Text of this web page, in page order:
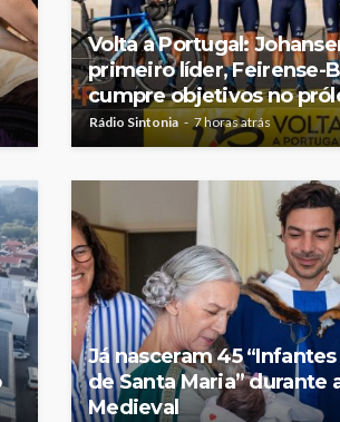
Volta a Portugal:
primeiro líder, Feirense-
cumpre objetivos no
Rádio Sintonia 7 horas atrás
Já nasceram 45
de Santa Maria” durante
Medieval